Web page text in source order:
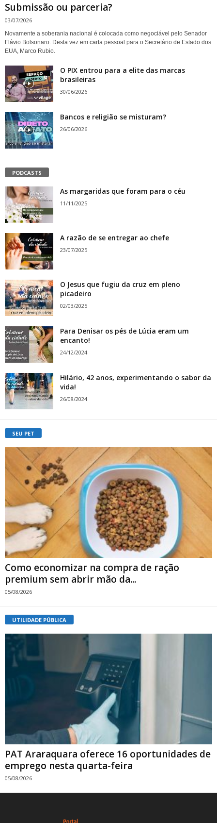
Submissão ou parceria?
03/07/2026
Novamente a soberania nacional é colocada como negociável pelo Senador
Flávio Bolsonaro. Desta vez em carta pessoal para o Secretário de Estado dos
EUA, Marco Rubio.
O PIX entrou para a elite das marcas
brasileiras
30/06/2026
Bancos e religião se misturam?
26/06/2026
PODCASTS
As margaridas que foram para o céu
11/11/2025
A razão de se entregar ao chefe
23/07/2025
O Jesus que fugiu da cruz em pleno
picadeiro
02/03/2025
Para Denisar os pés de Lúcia eram um
encanto!
24/12/2024
Hilário, 42 anos, experimentando o sabor da
vida!
26/08/2024
SEU PET
Como economizar na compra de ração
premium sem abrir mão da...
05/08/2026
UTILIDADE PÚBLICA
PAT Araraquara oferece 16 oportunidades de
emprego nesta quarta-feira
05/08/2026